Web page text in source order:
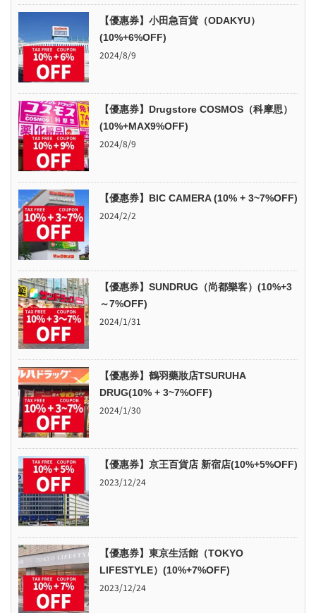
【優惠券】小田急百貨（ODAKYU）
(10%+6%OFF)
2024/8/9
【優惠券】Drugstore COSMOS（科摩思）
(10%+MAX9%OFF)
2024/8/9
【優惠券】BIC CAMERA (10% + 3~7%OFF)
2024/2/2
【優惠券】SUNDRUG（尚都樂客）(10%+3
～7%OFF)
2024/1/31
【優惠券】鶴羽藥妝店TSURUHA
DRUG(10% + 3~7%OFF)
2024/1/30
【優惠券】京王百貨店 新宿店(10%+5%OFF)
2023/12/24
【優惠券】東京生活館（TOKYO
LIFESTYLE）(10%+7%OFF)
2023/12/24